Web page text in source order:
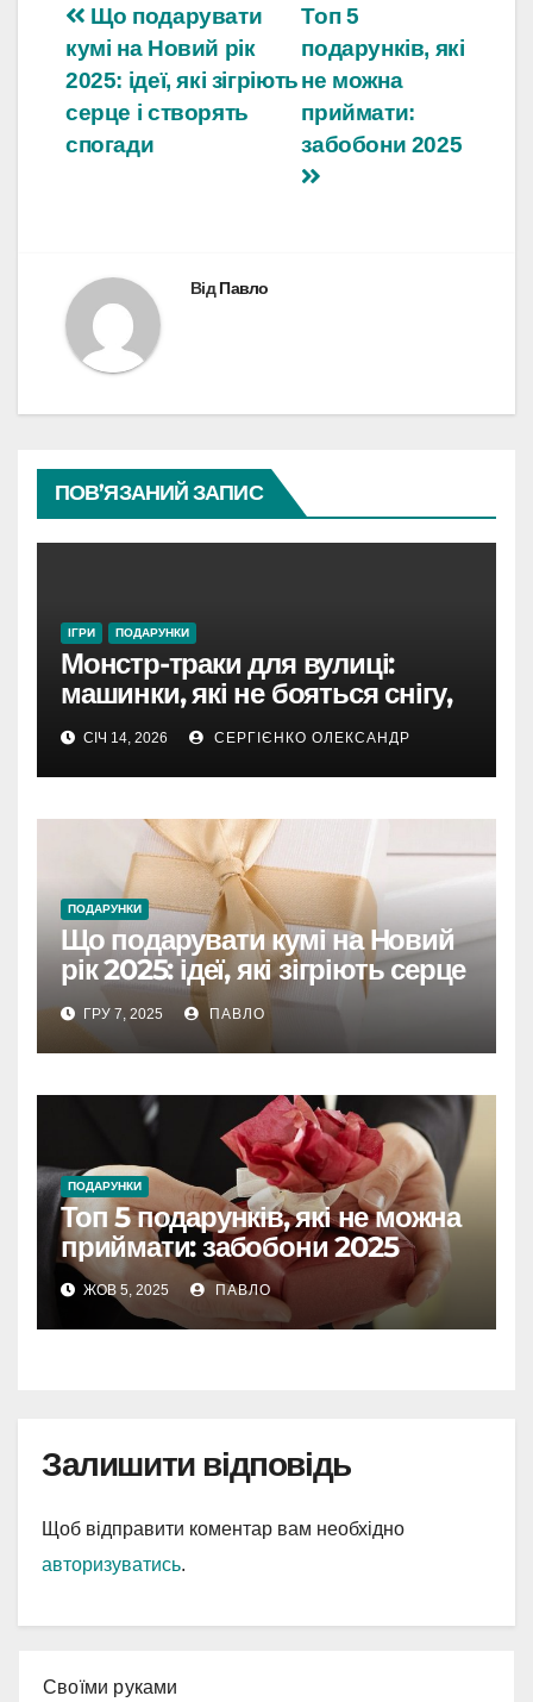
Навігація
записів
Топ 5
подарунків, які
не можна
приймати:
забобони 2025
Що подарувати
кумі на Новий рік
2025: ідеї, які зігріють
серце і створять
спогади
ВідПавло
ПОВ’ЯЗАНИЙ ЗАПИС
ІГРИ ПОДАРУНКИ
Монстр-траки для вулиці:
машинки, які не бояться снігу,
бруду та калюж
СІЧ 14, 2026 СЕРГІЄНКО ОЛЕКСАНДР
ПОДАРУНКИ
Що подарувати кумі на Новий
рік 2025: ідеї, які зігріють серце
і створять спогади
ГРУ 7, 2025 ПАВЛО
ПОДАРУНКИ
Топ 5 подарунків, які не можна
приймати: забобони 2025
ЖОВ 5, 2025 ПАВЛО
Залишити відповідь
Щоб відправити коментар вам необхідно
авторизуватись.
Cвоїми руками